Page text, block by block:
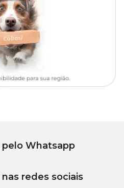
pelo Whatsapp
nas redes sociais